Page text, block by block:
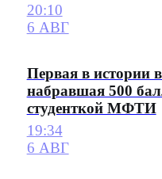
20:10
6 АВГ
Первая в истории
набравшая 500
студенткой МФТИ
19:34
6 АВГ